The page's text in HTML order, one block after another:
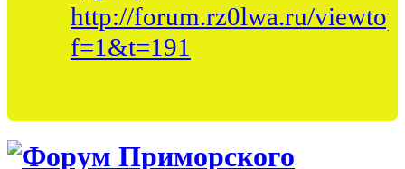
http://forum.rz0lwa.ru/
f=1&t=191